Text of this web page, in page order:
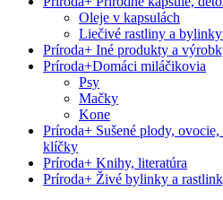
Oleje v kapsulách
Liečivé rastliny a
Príroda+ Iné produkty a
Príroda+Domáci miláčikovia
Psy
Mačky
Kone
Príroda+ Sušené plody, ovocie,
klíčky
Príroda+ Knihy, literatúra
Príroda+ Živé bylinky a